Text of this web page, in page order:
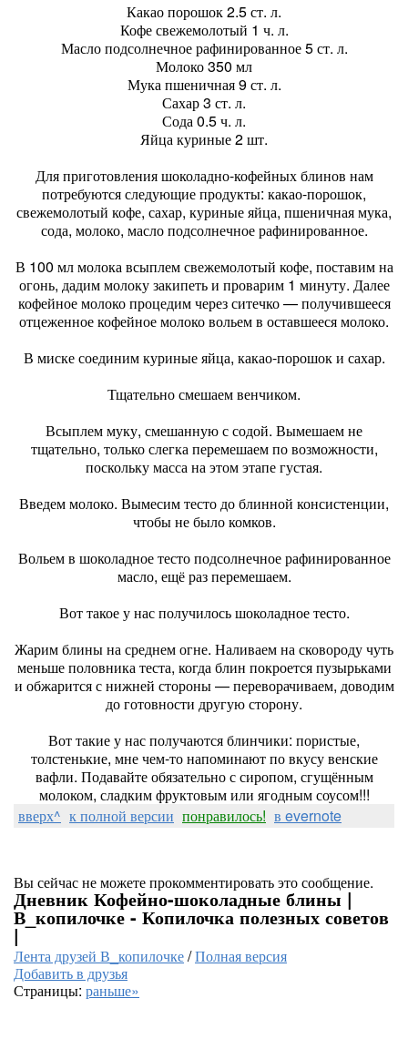
Какао порошок 2.5 ст. л.
Кофе свежемолотый 1 ч. л.
Масло подсолнечное рафинированное 5 ст. л.
Молоко 350 мл
Мука пшеничная 9 ст. л.
Сахар 3 ст. л.
Сода 0.5 ч. л.
Яйца куриные 2 шт.
Для приготовления шоколадно-кофейных блинов нам
потребуются следующие продукты: какао-порошок,
свежемолотый кофе, сахар, куриные яйца, пшеничная мука,
сода, молоко, масло подсолнечное рафинированное.
В 100 мл молока всыплем свежемолотый кофе, поставим на
огонь, дадим молоку закипеть и проварим 1 минуту. Далее
кофейное молоко процедим через ситечко — получившееся
отцеженное кофейное молоко вольем в оставшееся молоко.
В миске соединим куриные яйца, какао-порошок и сахар.
Тщательно смешаем венчиком.
Всыплем муку, смешанную с содой. Вымешаем не
тщательно, только слегка перемешаем по возможности,
поскольку масса на этом этапе густая.
Введем молоко. Вымесим тесто до блинной консистенции,
чтобы не было комков.
Вольем в шоколадное тесто подсолнечное рафинированное
масло, ещё раз перемешаем.
Вот такое у нас получилось шоколадное тесто.
Жарим блины на среднем огне. Наливаем на сковороду чуть
меньше половника теста, когда блин покроется пузырьками
и обжарится с нижней стороны — переворачиваем, доводим
до готовности другую сторону.
Вот такие у нас получаются блинчики: пористые,
толстенькие, мне чем-то напоминают по вкусу венские
вафли. Подавайте обязательно с сиропом, сгущённым
молоком, сладким фруктовым или ягодным соусом!!!
вверх^ к полной версии понравилось! в evernote
Вы сейчас не можете прокомментировать это сообщение.
Дневник Кофейно-шоколадные блины |
В_копилочке - Копилочка полезных советов
|
Лента друзей В_копилочке/Полная версия
Добавить в друзья
Страницы: раньше»